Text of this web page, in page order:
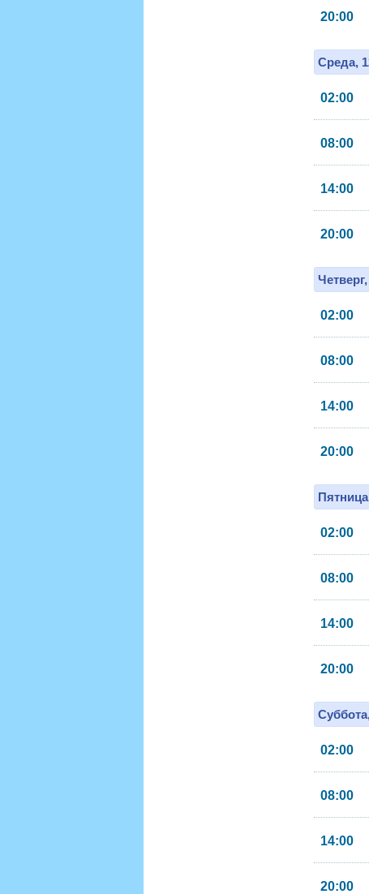
20:00
Среда,
02:00
08:00
14:00
20:00
02:00
08:00
14:00
20:00
02:00
08:00
14:00
20:00
02:00
08:00
14:00
20:00